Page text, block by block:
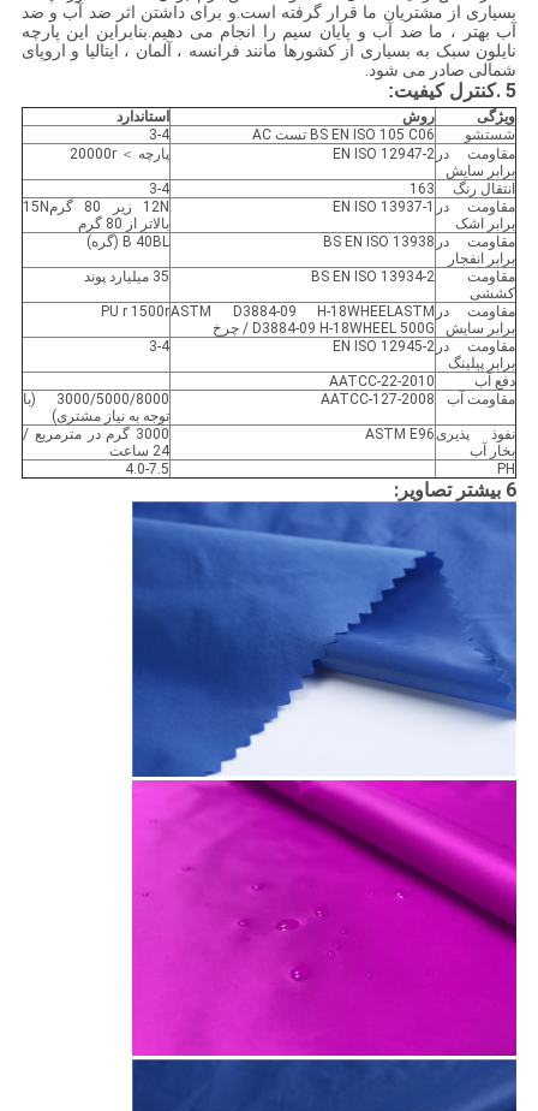
بسیاری از مشتریان ما قرار گرفته است.و برای داشتن اثر ضد آب و ضد
آب بهتر ، ما ضد آب و پایان سیم را انجام می دهیم.بنابراین این پارچه
نایلون سبک به بسیاری از کشورها مانند فرانسه ، آلمان ، ایتالیا و اروپای
شمالی صادر می شود.
5 .کنترل کیفیت:
ویژگی روش
استاندارد
شستشو
BS EN ISO 105 C06 تست AC
3-4
مقاومت در
برابر سایش
EN ISO 12947-2 پارچه ＞ 20000r
انتقال رنگ 163
3-4
مقاومت در
برابر اشک
EN ISO 13937-1
12N زیر 80 گرم15N
بالاتر از 80 گرم
مقاومت در
برابر انفجار
BS EN ISO 13938 B 40BL (گره)
مقاومت
کششی
BS EN ISO 13934-2 35 میلیارد پوند
مقاومت در
برابر سایش
ASTM D3884-09 H-18WHEELASTM
D3884-09 H-18WHEEL 500G / چرخ
PU r 1500r
مقاومت در
برابر پیلینگ
EN ISO 12945-2
3-4
دفع آب
AATCC-22-2010
مقاومت آب
AATCC-127-2008
3000/5000/8000 (با
توجه به نیاز مشتری)
نفوذ پذیری
بخار آب
ASTM E96
3000 گرم در مترمربع /
24 ساعت
PH
4.0-7.5
6 بیشتر تصاویر: